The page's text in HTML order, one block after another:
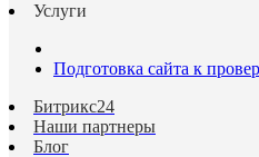
Услуги
Подготовка сайта к
Битрикс24
Наши партнеры
Блог